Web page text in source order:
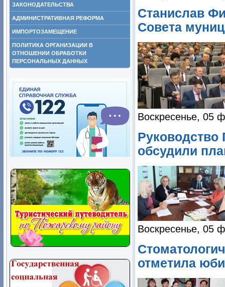
ЗАКОНОДАТЕЛЬСТВА
АДМИНИСТРАТИВНАЯ РЕФОРМА
ИМПОРТОЗАМЕЩЕНИЕ
ПОЛИТИКА ОРГАНИЗАЦИИ В
ОТНОШЕНИИ ОБРАБОТКИ
ПЕРСОНАЛЬНЫХ ДАННЫХ
Станислав
Совета
Воскресенье, 05
Руководство
обсудили
Воскресенье, 05
отметила